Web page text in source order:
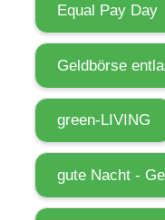
Equal Pay Day
Geldbörse
green-LIVING
gute Nacht -